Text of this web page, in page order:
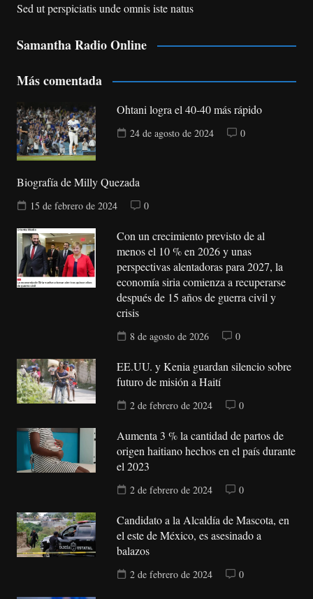
Sed ut perspiciatis unde omnis iste natus
Samantha Radio Online
Más comentada
Ohtani logra el 40-40 más rápido
24 de agosto de 2024 0
Biografía de Milly Quezada
15 de febrero de 2024 0
Con un crecimiento previsto de al
menos el 10 % en 2026 y unas
perspectivas alentadoras para 2027, la
economía siria comienza a recuperarse
después de 15 años de guerra civil y
crisis
8 de agosto de 2026 0
EE.UU. y Kenia guardan silencio sobre
futuro de misión a Haití
2 de febrero de 2024 0
Aumenta 3 % la cantidad de partos de
origen haitiano hechos en el país durante
el 2023
2 de febrero de 2024 0
Candidato a la Alcaldía de Mascota, en
el este de México, es asesinado a
balazos
2 de febrero de 2024 0